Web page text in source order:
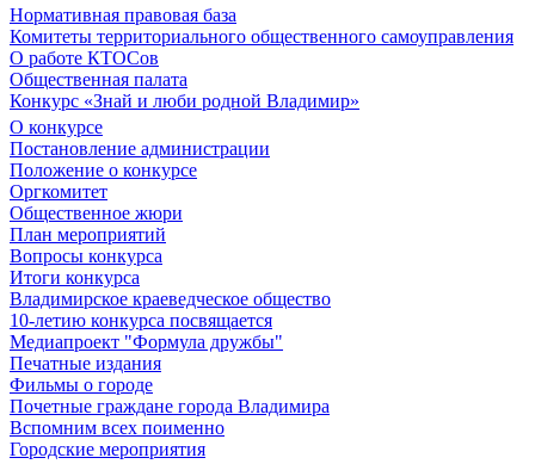
Нормативная правовая база
Комитеты территориального общественного самоуправления
О работе КТОСов
Общественная палата
Конкурс «Знай и люби родной Владимир»
О конкурсе
Постановление администрации
Положение о конкурсе
Оргкомитет
Общественное жюри
План мероприятий
Вопросы конкурса
Итоги конкурса
Владимирское краеведческое общество
10-летию конкурса посвящается
Медиапроект "Формула дружбы"
Печатные издания
Фильмы о городе
Почетные граждане города Владимира
Вспомним всех поименно
Городские мероприятия